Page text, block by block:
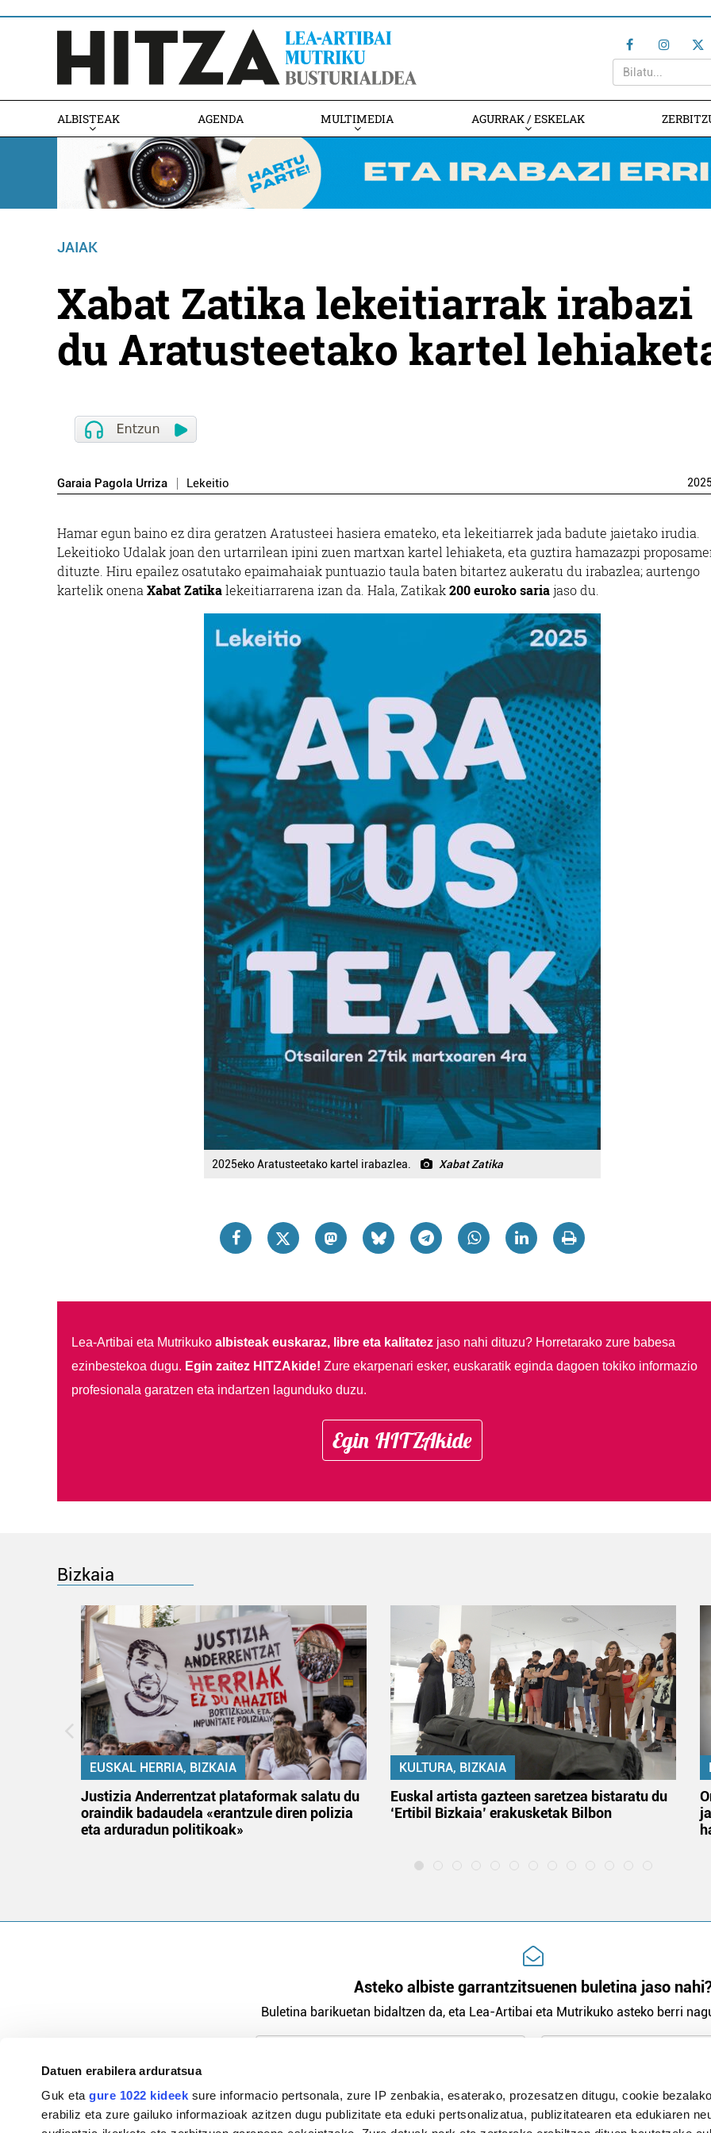
Datuen erabilera arduratsua
Guk etagure 1022 kideek sure informacio pertsonala, zure IP zenbakia, esaterako, prozesatzen ditugu, cookie
erabiliz eta zure gailuko informazioak azitzen dugu publizitate eta eduki pertsonalizatua, publizitatearen eta edukiaren
ALBISTEAK AGENDA MULTIMEDIA AGURRAK / ESKELAK
JAIAK
Xabat Zatika lekeitiarrak irabazi
du Aratusteetako kartel
Garaia Pagola Urriza Lekeitio 2025
Hamar egun baino ez dira geratzen Aratusteei hasiera emateko, eta lekeitiarrek jada badute jaietako irudia.
Lekeitioko Udalak joan den urtarrilean ipini zuen martxan kartel lehiaketa, eta guztira hamazazpi
dituzte. Hiru epailez osatutako epaimahaiak puntuazio taula baten bitartez aukeratu du irabazlea; aurtengo
kartelik onena Xabat Zatikalekeitiarrarena izan da. Hala, Zatikak200 euroko saria jaso du.
2025eko Aratusteetako kartel irabazlea. Xabat Zatika
Lea-Artibai eta Mutrikuko albisteak euskaraz, libre eta kalitatezjaso nahi dituzu? Horretarako zure babesa
ezinbestekoa dugu. Egin zaitez HITZAkide! Zure ekarpenari esker, euskaratik eginda dagoen tokiko informazio
profesionala garatzen eta indartzen lagunduko duzu.
Egin HITZAkide
Bizkaia
EUSKAL HERRIA, BIZKAIA
Justizia Anderrentzat plataformak salatu du
oraindik badaudela «erantzule diren polizia
eta arduradun politikoak»
KULTURA, BIZKAIA
Euskal artista gazteen saretzea bistaratu du
‘Ertibil Bizkaia’ erakusketak Bilbon
Asteko albiste garrantzitsuenen buletina jaso
Buletina barikuetan bidaltzen da, eta Lea-Artibai eta Mutrikuko asteko berri